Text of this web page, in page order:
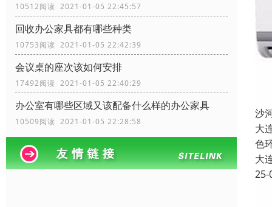
10512阅读 2021-01-05 22:45:57
回收办公家具都有哪些种类
10753阅读 2021-01-05 22:42:39
会议桌的座次该如何安排
17492阅读 2021-01-05 22:40:29
办公室有哪些区域又该配备什么样的办公家具
10509阅读 2021-01-05 22:28:58
沙
大
色
大
25-